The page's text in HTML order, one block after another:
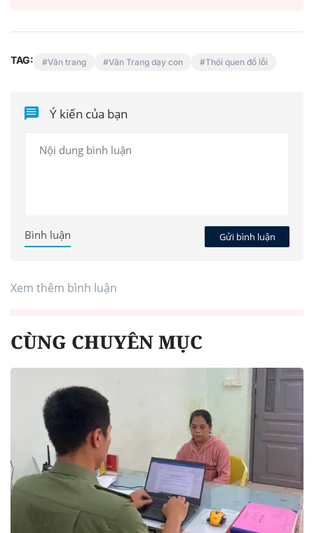
TAG: Vân trang Vân Trang dạy con Thói quen đổ lỗi
Ý kiến của bạn
Gửi bình luận
Bình luận
Xem thêm bình luận
CÙNG CHUYÊN MỤC